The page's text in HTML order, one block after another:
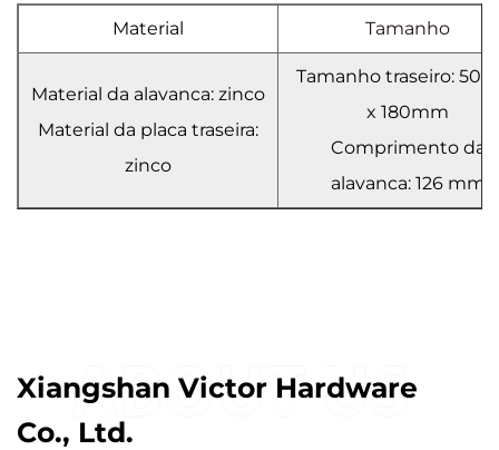
Material Tamanho
Material da alavanca: zinco
Material da placa traseira:
zinco
Tamanho traseiro:
x 180mm
Comprimento da
alavanca: 126 mm
Xiangshan Victor Hardware
Co., Ltd.